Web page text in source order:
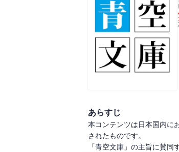
あらすじ
本コンテンツは日本国内に
されたものです。
「青空文庫」の主旨に賛